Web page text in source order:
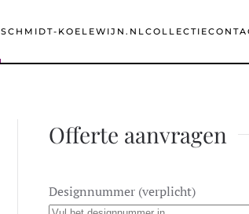
SCHMIDT-KOELEWIJN.NL COLLECTIE
Offerte aanvragen
Designnummer (verplicht)